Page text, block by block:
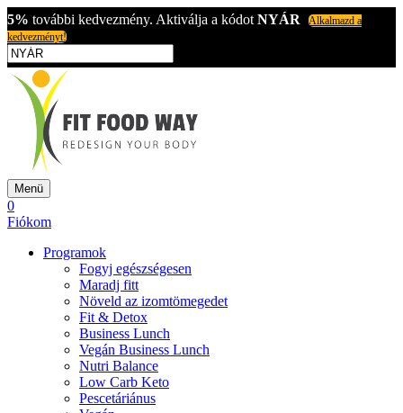
5% további kedvezmény. Aktiválja a kódot NYÁR
Alkalmazd a
kedvezményt!
Menü
0
Fiókom
Programok
Fogyj egészségesen
Maradj fitt
Növeld az izomtömegedet
Fit & Detox
Business Lunch
Vegán Business Lunch
Nutri Balance
Low Carb Keto
Pescetáriánus